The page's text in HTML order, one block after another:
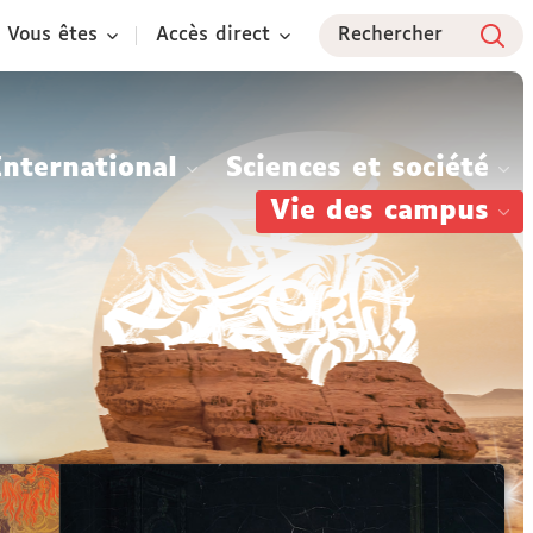
Vous êtes Accès direct Rechercher
Sciences et société
Vie des campus